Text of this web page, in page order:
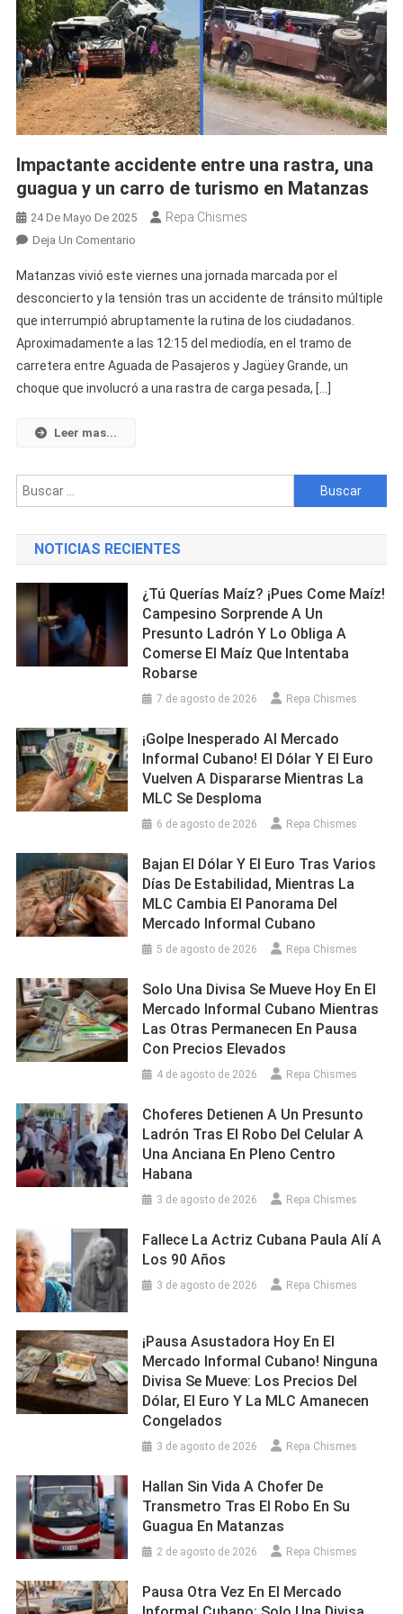
Impactante accidente entre una rastra, una
guagua y un carro de turismo en Matanzas
24 De Mayo De 2025 Repa Chismes
Deja Un ComentarioEn
Accidente
Entre
Una
Rastra,
Una
Guagua
En
Matanzas vivió este viernes una jornada marcada por el
desconcierto y la tensión tras un accidente de tránsito múltiple
que interrumpió abruptamente la rutina de los ciudadanos.
Aproximadamente a las 12:15 del mediodía, en el tramo de
carretera entre Aguada de Pasajeros y Jagüey Grande, un
choque que involucró a una rastra de carga pesada, […]
Leer mas...
Buscar:
NOTICIAS RECIENTES
¿Tú Querías Maíz? ¡Pues Come Maíz!
Campesino Sorprende A Un
Presunto Ladrón Y Lo Obliga A
Comerse El Maíz Que Intentaba
Robarse
7 de agosto de 2026 Repa Chismes
¡Golpe Inesperado Al Mercado
Informal Cubano! El Dólar Y El Euro
Vuelven A Dispararse Mientras La
MLC Se Desploma
6 de agosto de 2026 Repa Chismes
Bajan El Dólar Y El Euro Tras Varios
Días De Estabilidad, Mientras La
MLC Cambia El Panorama Del
Mercado Informal Cubano
5 de agosto de 2026 Repa Chismes
Solo Una Divisa Se Mueve Hoy En El
Mercado Informal Cubano Mientras
Las Otras Permanecen En Pausa
Con Precios Elevados
4 de agosto de 2026 Repa Chismes
Choferes Detienen A Un Presunto
Ladrón Tras El Robo Del Celular A
Una Anciana En Pleno Centro
Habana
3 de agosto de 2026 Repa Chismes
Fallece La Actriz Cubana Paula Alí A
Los 90 Años
3 de agosto de 2026 Repa Chismes
¡Pausa Asustadora Hoy En El
Mercado Informal Cubano! Ninguna
Divisa Se Mueve: Los Precios Del
Dólar, El Euro Y La MLC Amanecen
Congelados
3 de agosto de 2026 Repa Chismes
Hallan Sin Vida A Chofer De
Transmetro Tras El Robo En Su
Guagua En Matanzas
2 de agosto de 2026 Repa Chismes
Pausa Otra Vez En El Mercado